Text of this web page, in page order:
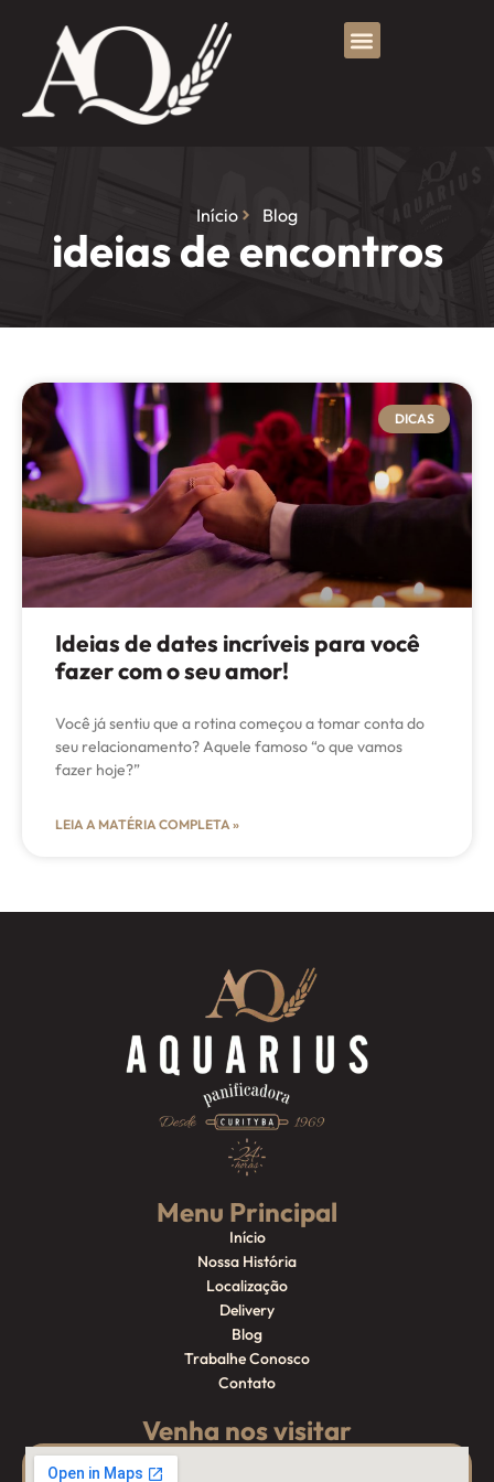
Início Blog
ideias de encontros
DICAS
Ideias de dates incríveis para você
fazer com o seu amor!
Você já sentiu que a rotina começou a tomar conta do
seu relacionamento? Aquele famoso “o que vamos
fazer hoje?”
LEIA A MATÉRIA COMPLETA »
Menu Principal
Início
Nossa História
Localização
Delivery
Blog
Trabalhe Conosco
Contato
Venha nos visitar